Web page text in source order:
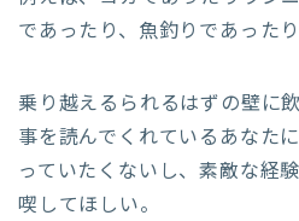
であったり、魚釣りであった
乗り越えるられるはずの壁に
事を読んでくれているあなた
っていたくないし、素敵な経
喫してほしい。